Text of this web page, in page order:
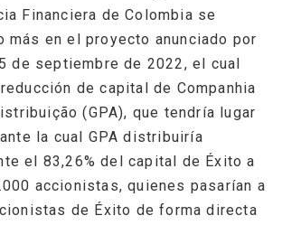
Financiera de Colombia se
más en el proyecto anunciado por
de septiembre de 2022, el cual
de capital de Companhia
(GPA), que tendría lugar
la cual GPA distribuiría
el 83,26% del capital de Éxito a
accionistas, quienes pasarían a
de Éxito de forma directa